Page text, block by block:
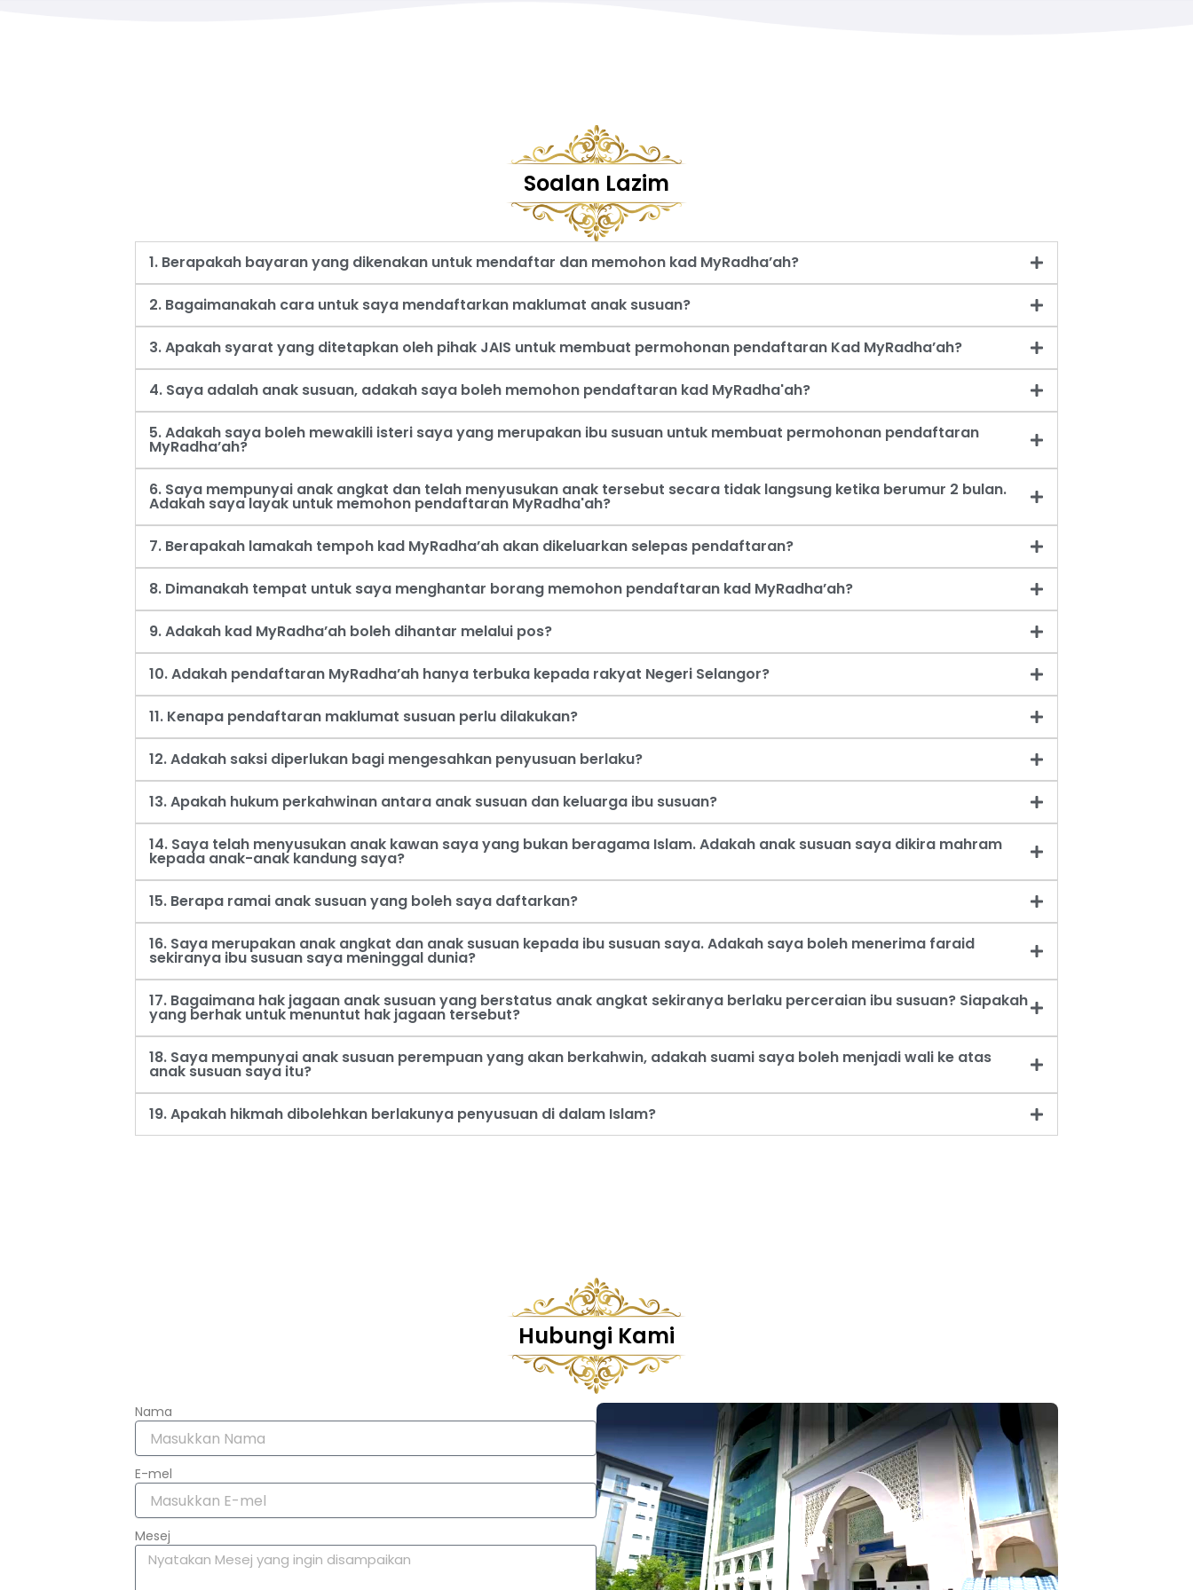
Soalan Lazim
1. Berapakah bayaran yang dikenakan untuk mendaftar dan memohon kad MyRadha’ah?
2. Bagaimanakah cara untuk saya mendaftarkan maklumat anak susuan?
3. Apakah syarat yang ditetapkan oleh pihak JAIS untuk membuat permohonan pendaftaran Kad MyRadha’ah?
4. Saya adalah anak susuan, adakah saya boleh memohon pendaftaran kad MyRadha'ah?
5. Adakah saya boleh mewakili isteri saya yang merupakan ibu susuan untuk membuat permohonan pendaftaran
MyRadha’ah?
6. Saya mempunyai anak angkat dan telah menyusukan anak tersebut secara tidak langsung ketika berumur 2 bulan.
Adakah saya layak untuk memohon pendaftaran MyRadha'ah?
7. Berapakah lamakah tempoh kad MyRadha’ah akan dikeluarkan selepas pendaftaran?
8. Dimanakah tempat untuk saya menghantar borang memohon pendaftaran kad MyRadha’ah?
9. Adakah kad MyRadha’ah boleh dihantar melalui pos?
10. Adakah pendaftaran MyRadha’ah hanya terbuka kepada rakyat Negeri Selangor?
11. Kenapa pendaftaran maklumat susuan perlu dilakukan?
12. Adakah saksi diperlukan bagi mengesahkan penyusuan berlaku?
13. Apakah hukum perkahwinan antara anak susuan dan keluarga ibu susuan?
14. Saya telah menyusukan anak kawan saya yang bukan beragama Islam. Adakah anak susuan saya dikira mahram
kepada anak-anak kandung saya?
15. Berapa ramai anak susuan yang boleh saya daftarkan?
16. Saya merupakan anak angkat dan anak susuan kepada ibu susuan saya. Adakah saya boleh menerima faraid
sekiranya ibu susuan saya meninggal dunia?
17. Bagaimana hak jagaan anak susuan yang berstatus anak angkat sekiranya berlaku perceraian ibu susuan? Siapakah
yang berhak untuk menuntut hak jagaan tersebut?
18. Saya mempunyai anak susuan perempuan yang akan berkahwin, adakah suami saya boleh menjadi wali ke atas
anak susuan saya itu?
19. Apakah hikmah dibolehkan berlakunya penyusuan di dalam Islam?
Hubungi Kami
Nama
E-mel
Mesej